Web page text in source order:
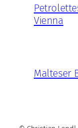
Vienna
Malteser